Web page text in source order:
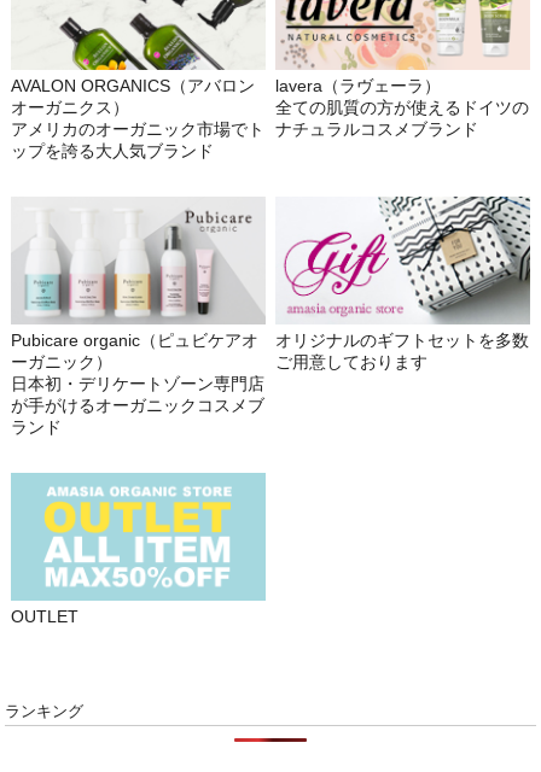
AVALON ORGANICS（アバロン
オーガニクス）
アメリカのオーガニック市場でト
ップを誇る大人気ブランド
lavera（ラヴェーラ）
全ての肌質の方が使えるドイツの
ナチュラルコスメブランド
Pubicare organic（ピュビケアオ
ーガニック）
日本初・デリケートゾーン専門店
が手がけるオーガニックコスメブ
ランド
オリジナルのギフトセットを多数
ご用意しております
OUTLET
ランキング